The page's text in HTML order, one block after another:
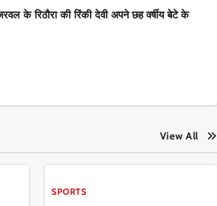
के रिठौरा की रिंकी देवी अपने छह वर्षीय बेटे के
View All
SPORTS